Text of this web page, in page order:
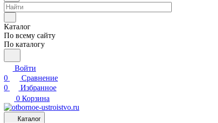
Каталог
По всему сайту
По каталогу
Войти
0
Сравнение
0
Избранное
0 Корзина
Каталог